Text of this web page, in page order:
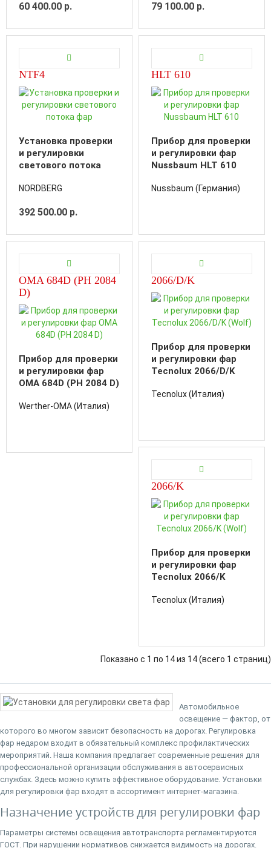
60 400.00 р. 79 100.00 р.
NTF4
Установка проверки
и регулировки
светового потока
NORDBERG
392 500.00 р.
HLT 610
Прибор для проверки
и регулировки фар
Nussbaum HLT 610
Nussbaum (Германия)
OMA 684D (PH 2084
D)
Прибор для проверки
и регулировки фар
OMA 684D (PH 2084 D)
Werther-OMA (Италия)
2066/D/K
Прибор для проверки
и регулировки фар
Tecnolux 2066/D/K
Tecnolux (Италия)
2066/K
Прибор для проверки
и регулировки фар
Tecnolux 2066/K
Tecnolux (Италия)
Показано с 1 по 14 из 14 (всего 1 страниц)
Автомобильное
освещение — фактор, от
которого во многом зависит безопасность на дорогах. Регулировка
фар недаром входит в обязательный комплекс профилактических
мероприятий. Наша компания предлагает современные решения для
профессиональной организации обслуживания в автосервисных
службах. Здесь можно купить эффективное оборудование. Установки
для регулировки фар входят в ассортимент интернет-магазина.
Назначение устройств для регулировки фар
Параметры системы освещения автотранспорта регламентируются
ГОСТ. При нарушении нормативов снижается видимость на дорогах.